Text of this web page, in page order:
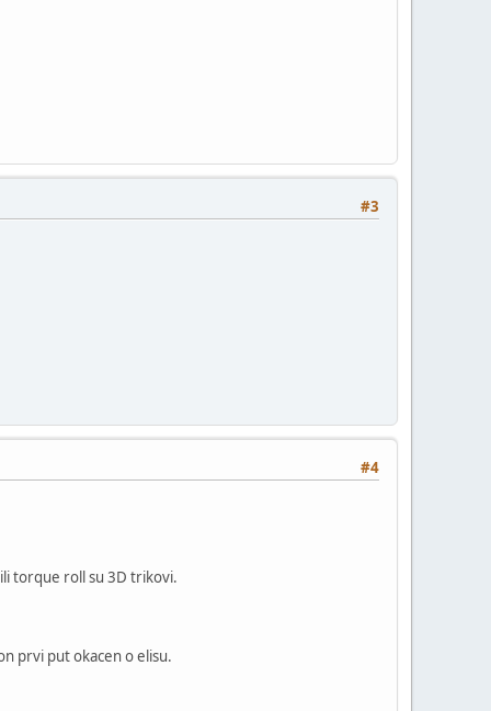
#3
#4
torque roll su 3D trikovi.
prvi put okacen o elisu.